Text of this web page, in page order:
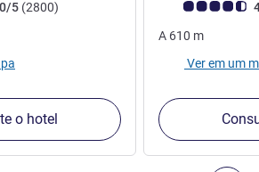
Avis (Classificação ALL)
5 (2800comentários
)
o hotel
Classificação
A 610 m
Ver em um